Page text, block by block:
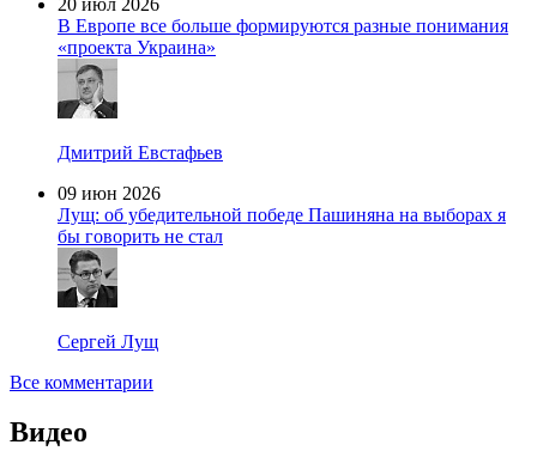
В Европе все больше формируются разные понимания
«проекта Украина»
Дмитрий Евстафьев
09 июн 2026
Лущ: об убедительной победе Пашиняна на выборах я
бы говорить не стал
Сергей Лущ
Все комментарии
Видео